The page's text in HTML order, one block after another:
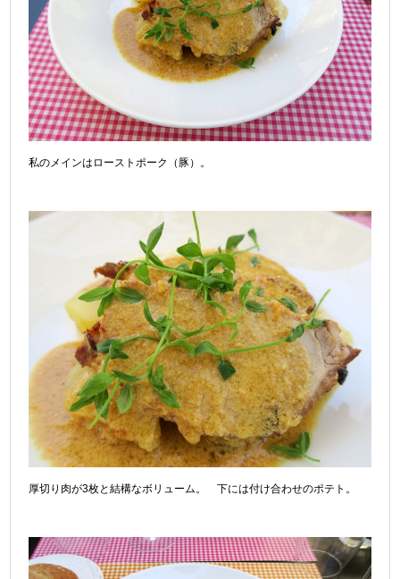
私のメインはローストポーク（豚）。
厚切り肉が3枚と結構なボリューム。 下には付け合わせのポテト。